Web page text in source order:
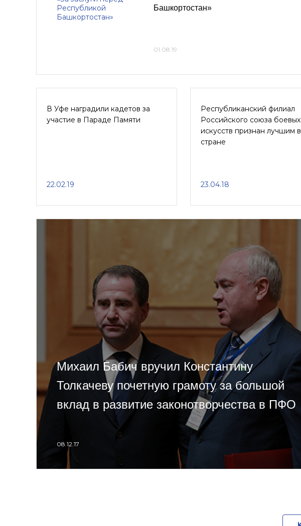
Башкортостан»
01.08.19
В Уфе наградили кадетов за
участие в Параде Памяти
22.02.19
Республиканский филиал
Российского союза боевых
искусств признан лучшим в
стране
23.04.18
Михаил Бабич вручил Константину
Толкачеву почетную грамоту за большой
вклад в развитие законотворчества в ПФО
08.12.17